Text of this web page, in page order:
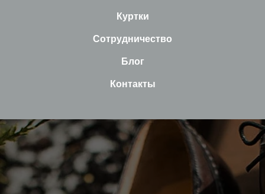
Куртки
Сотрудничество
Блог
Контакты